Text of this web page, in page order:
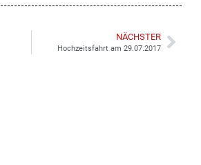
NÄCHSTER
Hochzeitsfahrt am 29.07.2017